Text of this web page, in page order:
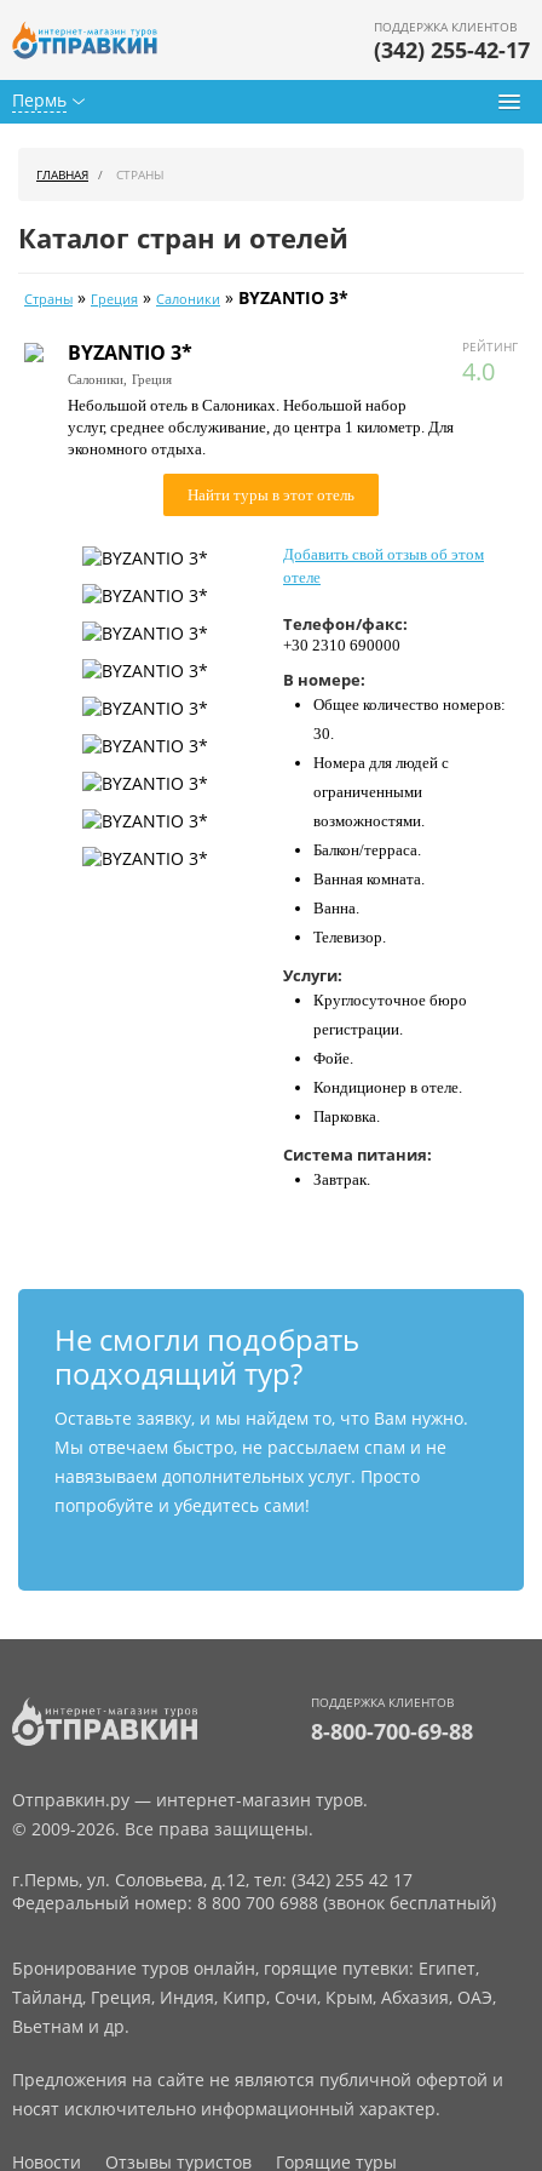
Пермь
ПОДДЕРЖКА КЛИЕНТОВ
(342) 255-42-17
Календарь туров
Цены дня
Страны
Как купить
Контакты
ГЛАВНАЯ СТРАНЫ
Каталог стран и отелей
Страны » Греция » Салоники » BYZANTIO 3*
РЕЙТИНГ
4.0
BYZANTIO 3*
Салоники, Греция
Небольшой отель в Салониках. Небольшой набор
услуг, среднее обслуживание, до центра 1 километр. Для
экономного отдыха.
Найти туры в этот отель
Добавить свой отзыв об этом
отеле
Телефон/факс:
+30 2310 690000
В номере:
Общее количество номеров:
30.
Номера для людей с
ограниченными
возможностями.
Балкон/терраса.
Ванная комната.
Ванна.
Телевизор.
Услуги:
Круглосуточное бюро
регистрации.
Фойе.
Кондиционер в отеле.
Парковка.
Система питания:
Завтрак.
Не смогли подобрать
подходящий тур?
Оставьте заявку, и мы найдем то, что Вам нужно.
Мы отвечаем быстро, не рассылаем спам и не
навязываем дополнительных услуг. Просто
попробуйте и убедитесь сами!
ПОДДЕРЖКА КЛИЕНТОВ
8-800-700-69-88
Отправкин.ру — интернет-магазин туров.
© 2009-2026. Все права защищены.
г.Пермь, ул. Соловьева, д.12, тел: (342) 255 42 17
Федеральный номер: 8 800 700 6988 (звонок бесплатный)
Бронирование туров онлайн, горящие путевки: Египет,
Тайланд, Греция, Индия, Кипр, Сочи, Крым, Абхазия, ОАЭ,
Вьетнам и др.
Предложения на сайте не являются публичной офертой и
носят исключительно информационный характер.
Новости Отзывы туристов Горящие туры